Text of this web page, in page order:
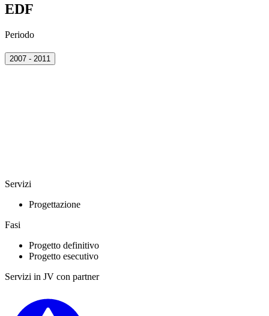
EDF
Periodo
2007 - 2011
Servizi
Progettazione
Fasi
Progetto definitivo
Progetto esecutivo
Servizi in JV con partner